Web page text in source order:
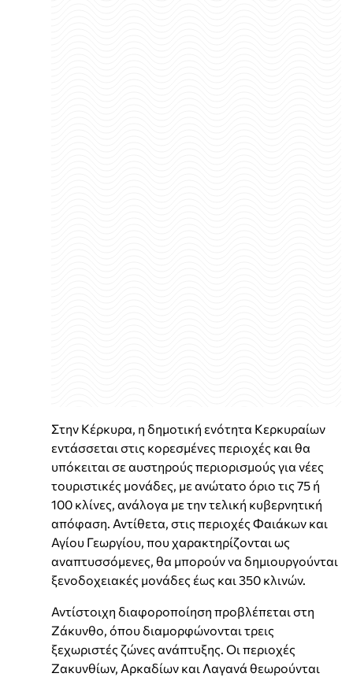
Στην Κέρκυρα, η δημοτική ενότητα Κερκυραίων
εντάσσεται στις κορεσμένες περιοχές και θα
υπόκειται σε αυστηρούς περιορισμούς για νέες
τουριστικές μονάδες, με ανώτατο όριο τις 75 ή
100 κλίνες, ανάλογα με την τελική κυβερνητική
απόφαση. Αντίθετα, στις περιοχές Φαιάκων και
Αγίου Γεωργίου, που χαρακτηρίζονται ως
αναπτυσσόμενες, θα μπορούν να δημιουργούνται
ξενοδοχειακές μονάδες έως και 350 κλινών.
Αντίστοιχη διαφοροποίηση προβλέπεται στη
Ζάκυνθο, όπου διαμορφώνονται τρεις
ξεχωριστές ζώνες ανάπτυξης. Οι περιοχές
Ζακυνθίων, Αρκαδίων και Λαγανά θεωρούνται